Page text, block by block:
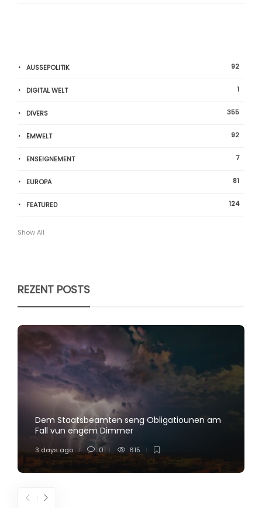
AUSSEPOLITIK 92
DIGITAL WELT 1
DIVERS 355
ËMWELT 92
ENSEIGNEMENT 7
EUROPA 81
FEATURED 124
Show All
REZENT POSTS
Dem Staatsbeamten seng Obligatiounen am
Fall vun engem Dimmer
3 days ago 0 615